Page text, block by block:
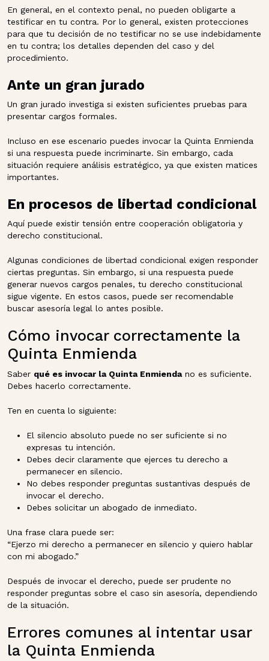
En general, en el contexto penal, no pueden obligarte a
testificar en tu contra. Por lo general, existen protecciones
para que tu decisión de no testificar no se use indebidamente
en tu contra; los detalles dependen del caso y del
procedimiento.
Ante un gran jurado
Un gran jurado investiga si existen suficientes pruebas para
presentar cargos formales.
Incluso en ese escenario puedes invocar la Quinta Enmienda
si una respuesta puede incriminarte. Sin embargo, cada
situación requiere análisis estratégico, ya que existen matices
importantes.
En procesos de libertad condicional
Aquí puede existir tensión entre cooperación obligatoria y
derecho constitucional.
Algunas condiciones de libertad condicional exigen responder
ciertas preguntas. Sin embargo, si una respuesta puede
generar nuevos cargos penales, tu derecho constitucional
sigue vigente. En estos casos, puede ser recomendable
buscar asesoría legal lo antes posible.
Cómo invocar correctamente la
Quinta Enmienda
Saber qué es invocar la Quinta Enmiendano es suficiente.
Debes hacerlo correctamente.
Ten en cuenta lo siguiente:
El silencio absoluto puede no ser suficiente si no
expresas tu intención.
Debes decir claramente que ejerces tu derecho a
permanecer en silencio.
No debes responder preguntas sustantivas después de
invocar el derecho.
Debes solicitar un abogado de inmediato.
Una frase clara puede ser:
“Ejerzo mi derecho a permanecer en silencio y quiero hablar
con mi abogado.”
Después de invocar el derecho, puede ser prudente no
responder preguntas sobre el caso sin asesoría, dependiendo
de la situación.
Errores comunes al intentar usar
la Quinta Enmienda